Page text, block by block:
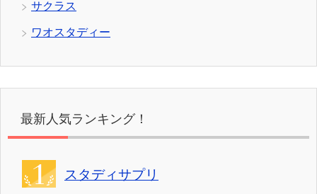
サクラス
ワオスタディー
最新人気ランキング！
スタディサプリ